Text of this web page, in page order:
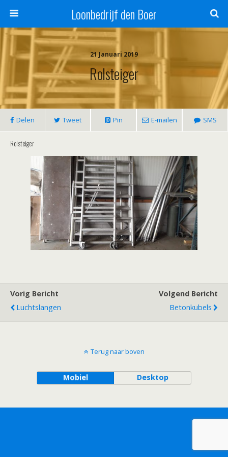
Loonbedrijf den Boer
21 Januari 2019
Rolsteiger
Delen Tweet Pin E-mailen SMS
Rolsteiger
Vorig Bericht
Luchtslangen
Volgend Bericht
Betonkubels
Terug naar boven
Mobiel Desktop